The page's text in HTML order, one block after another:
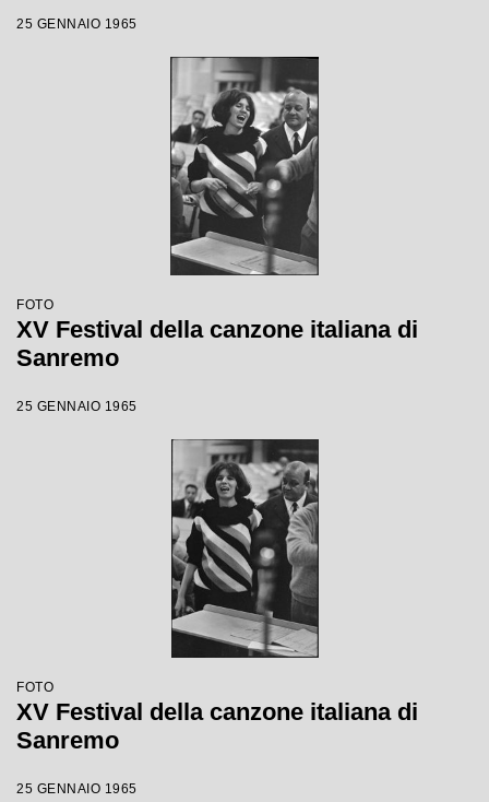
25 GENNAIO 1965
FOTO
XV Festival della canzone italiana di
Sanremo
25 GENNAIO 1965
FOTO
XV Festival della canzone italiana di
Sanremo
25 GENNAIO 1965